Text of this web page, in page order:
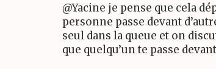
@Yacine je pense que cela
personne passe devant
seul dans la queue et on
que quelqu’un te passe